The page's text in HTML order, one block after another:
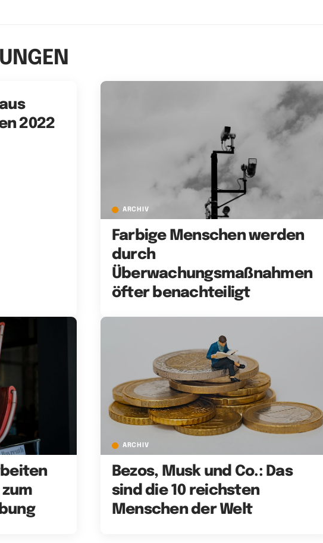
2022
ARCHIV
Farbige Menschen werden
durch
Überwachungsmaßnahmen
öfter benachteiligt
ARCHIV
Bezos, Musk und Co.: Das
sind die 10 reichsten
Menschen der Welt